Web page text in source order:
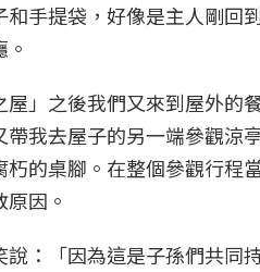
手提袋，好像是主人剛回
」之後我們又來到屋外的
我去屋子的另一端參觀涼
的桌腳。在整個參觀行程
因。
：「因為這是子孫們共同